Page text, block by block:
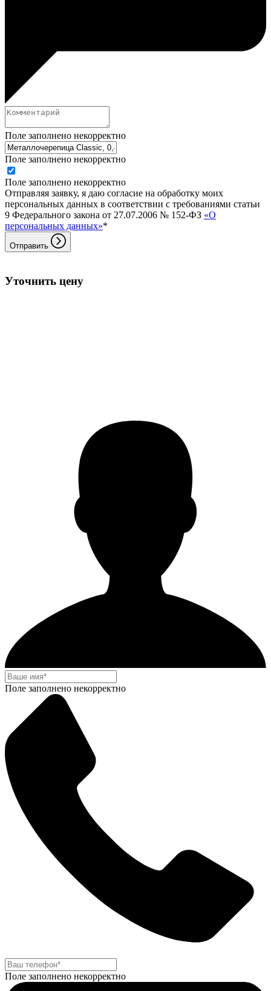
Поле заполнено некорректно
Поле заполнено некорректно
Поле заполнено некорректно
Отправляя заявку, я даю согласие на обработку моих
персональных данных в соответствии с требованиями статьи
9 Федерального закона от 27.07.2006 № 152-ФЗ «О
персональных данных»*
Отправить
Уточнить цену
Поле заполнено некорректно
Поле заполнено некорректно